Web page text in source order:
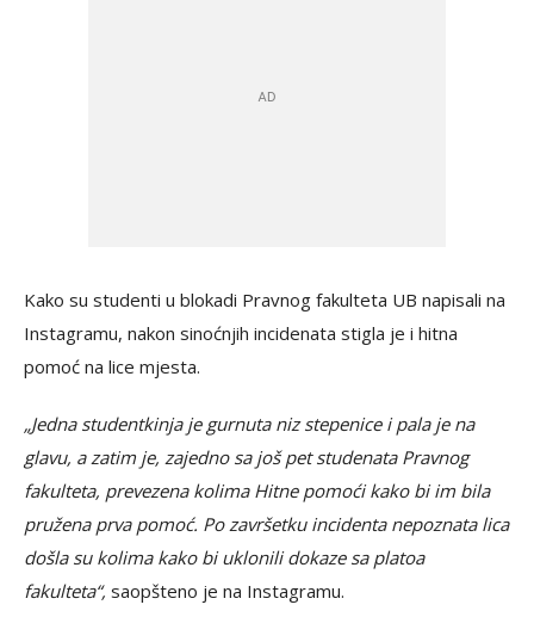
Kako su studenti u blokadi Pravnog fakulteta UB napisali na
Instagramu, nakon sinoćnjih incidenata stigla je i hitna
pomoć na lice mjesta.
„Jedna studentkinja je gurnuta niz stepenice i pala je na
glavu, a zatim je, zajedno sa još pet studenata Pravnog
fakulteta, prevezena kolima Hitne pomoći kako bi im bila
pružena prva pomoć. Po završetku incidenta nepoznata lica
došla su kolima kako bi uklonili dokaze sa platoa
fakulteta“, saopšteno je na Instagramu.